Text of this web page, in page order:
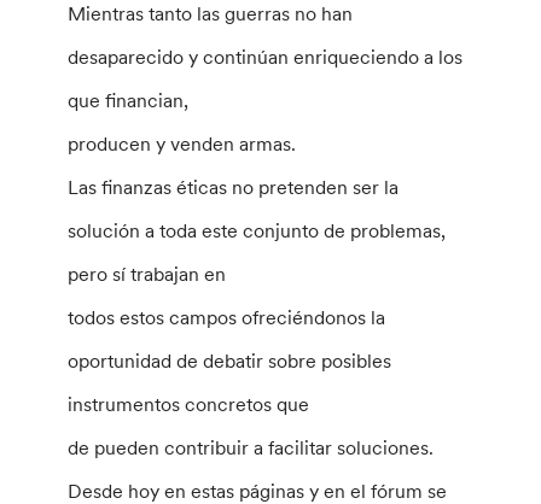
Mientras tanto las guerras no han
desaparecido y continúan enriqueciendo a los
que financian,
producen y venden armas.
Las finanzas éticas no pretenden ser la
solución a toda este conjunto de problemas,
pero sí trabajan en
todos estos campos ofreciéndonos la
oportunidad de debatir sobre posibles
instrumentos concretos que
de pueden contribuir a facilitar soluciones.
Desde hoy en estas páginas y en el fórum se